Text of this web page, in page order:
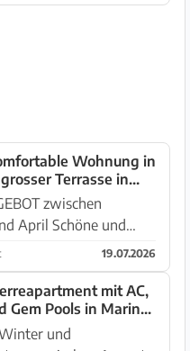
Wohnung in
Terrasse in
133 WTzwischen
und
mit großen Terrassen
in der Zone Es Forti -
- Architekturgeb...
19.07.2026
mit AC,
Gem Pools in Marina
T
und